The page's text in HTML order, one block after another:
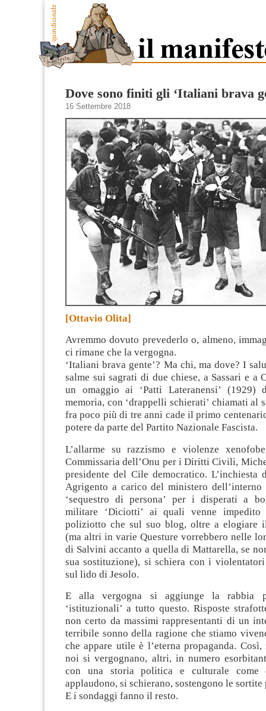
Dove sono finiti gli ‘Italiani brava
16 Settembre 2018
[Ottavio Olita]
Avremmo dovuto prevederlo o, almeno,
ci rimane che la vergogna.
‘Italiani brava gente’? Ma chi, ma dove?I
salme sui sagrati di due chiese, a Sassari e a
un omaggio ai ‘Patti Lateranensi’ (1929)
memoria, con ‘drappelli schierati’ chiamati al
fra poco più di tre anni cade il primo
potere da parte del Partito Nazionale Fascista.
L’allarme su razzismo e violenze
Commissaria dell’Onu per i Diritti Civili,
presidente del Cile democratico. L’inchiesta
Agrigento a carico del ministero dell’interno
‘sequestro di persona’ per i disperati a
militare ‘Diciotti’ ai quali venne
poliziotto che sul suo blog, oltre a elogiare
(ma altri in varie Questure vorrebbero nelle
di Salvini accanto a quella di Mattarella, se
sua sostituzione), si schiera con i
sul lido di Jesolo.
E alla vergogna si aggiunge la rabbia
‘istituzionali’ a tutto questo. Risposte
non certo da massimi rappresentanti di un
terribile sonno della ragione che stiamo
che appare utile è l’eterna propaganda.
noi si vergognano, altri, in numero
con una storia politica e culturale come
applaudono, si schierano, sostengono le
E i sondaggi fanno il resto.